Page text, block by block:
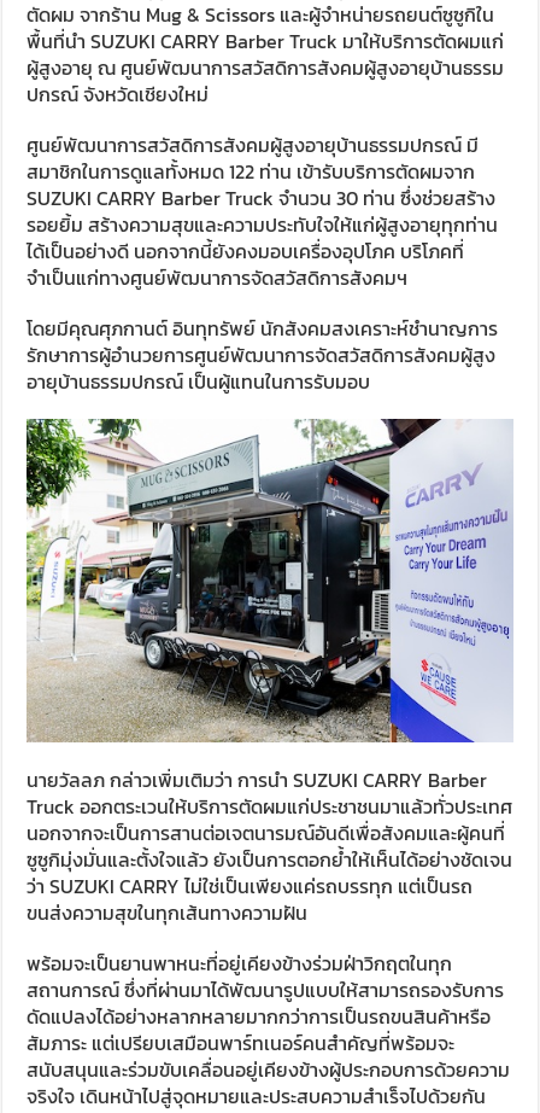
ตัดผม จากร้าน Mug & Scissors และผู้จำหน่ายรถยนต์ซูซูกิใน
พื้นที่นำ SUZUKI CARRY Barber Truck มาให้บริการตัดผมแก่
ผู้สูงอายุ ณ ศูนย์พัฒนาการสวัสดิการสังคมผู้สูงอายุบ้านธรรม
ปกรณ์ จังหวัดเชียงใหม่
ศูนย์พัฒนาการสวัสดิการสังคมผู้สูงอายุบ้านธรรมปกรณ์ มี
สมาชิกในการดูแลทั้งหมด 122 ท่าน เข้ารับบริการตัดผมจาก
SUZUKI CARRY Barber Truck จำนวน 30 ท่าน ซึ่งช่วยสร้าง
รอยยิ้ม สร้างความสุขและความประทับใจให้แก่ผู้สูงอายุทุกท่าน
ได้เป็นอย่างดี นอกจากนี้ยังคงมอบเครื่องอุปโภค บริโภคที่
จำเป็นแก่ทางศูนย์พัฒนาการจัดสวัสดิการสังคมฯ
โดยมีคุณศุภกานต์ อินทุทรัพย์ นักสังคมสงเคราะห์ชำนาญการ
รักษาการผู้อำนวยการศูนย์พัฒนาการจัดสวัสดิการสังคมผู้สูง
อายุบ้านธรรมปกรณ์ เป็นผู้แทนในการรับมอบ
นายวัลลภ กล่าวเพิ่มเติมว่า การนำ SUZUKI CARRY Barber
Truck ออกตระเวนให้บริการตัดผมแก่ประชาชนมาแล้วทั่วประเทศ
นอกจากจะเป็นการสานต่อเจตนารมณ์อันดีเพื่อสังคมและผู้คนที่
ซูซูกิมุ่งมั่นและตั้งใจแล้ว ยังเป็นการตอกย้ำให้เห็นได้อย่างชัดเจน
ว่า SUZUKI CARRY ไม่ใช่เป็นเพียงแค่รถบรรทุก แต่เป็นรถ
ขนส่งความสุขในทุกเส้นทางความฝัน
พร้อมจะเป็นยานพาหนะที่อยู่เคียงข้างร่วมฝ่าวิกฤตในทุก
สถานการณ์ ซึ่งที่ผ่านมาได้พัฒนารูปแบบให้สามารถรองรับการ
ดัดแปลงได้อย่างหลากหลายมากกว่าการเป็นรถขนสินค้าหรือ
สัมภาระ แต่เปรียบเสมือนพาร์ทเนอร์คนสำคัญที่พร้อมจะ
สนับสนุนและร่วมขับเคลื่อนอยู่เคียงข้างผู้ประกอบการด้วยความ
จริงใจ เดินหน้าไปสู่จุดหมายและประสบความสำเร็จไปด้วยกัน